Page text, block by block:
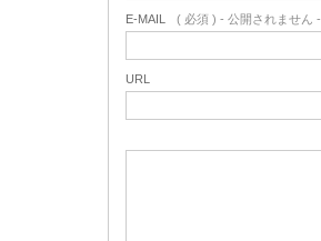
E-MAIL ( 必須 ) - 公開されません -
URL